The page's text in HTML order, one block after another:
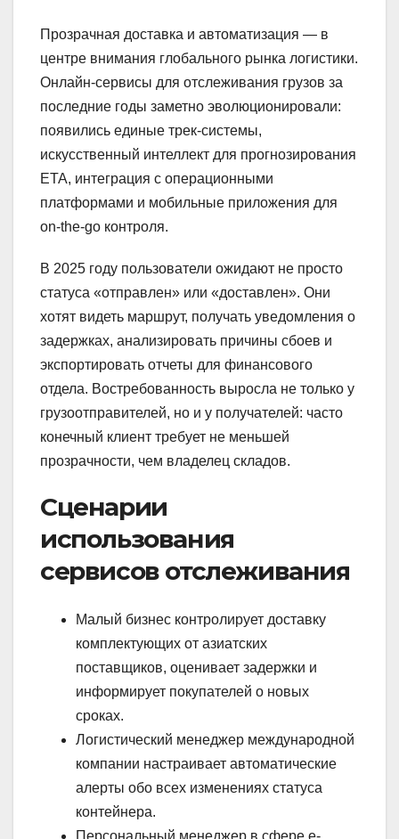
Прозрачная доставка и автоматизация — в
центре внимания глобального рынка логистики.
Онлайн-сервисы для отслеживания грузов за
последние годы заметно эволюционировали:
появились единые трек-системы,
искусственный интеллект для прогнозирования
ETA, интеграция с операционными
платформами и мобильные приложения для
on-the-go контроля.
В 2025 году пользователи ожидают не просто
статуса «отправлен» или «доставлен». Они
хотят видеть маршрут, получать уведомления о
задержках, анализировать причины сбоев и
экспортировать отчеты для финансового
отдела. Востребованность выросла не только у
грузоотправителей, но и у получателей: часто
конечный клиент требует не меньшей
прозрачности, чем владелец складов.
Сценарии
использования
сервисов отслеживания
Малый бизнес контролирует доставку
комплектующих от азиатских
поставщиков, оценивает задержки и
информирует покупателей о новых
сроках.
Логистический менеджер международной
компании настраивает автоматические
алерты обо всех изменениях статуса
контейнера.
Персональный менеджер в сфере e-